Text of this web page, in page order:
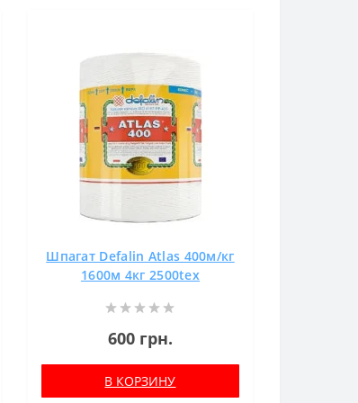
Шпагат Defalin Atlas 400м/кг
1600м 4кг 2500tex
600 грн.
В КОРЗИНУ